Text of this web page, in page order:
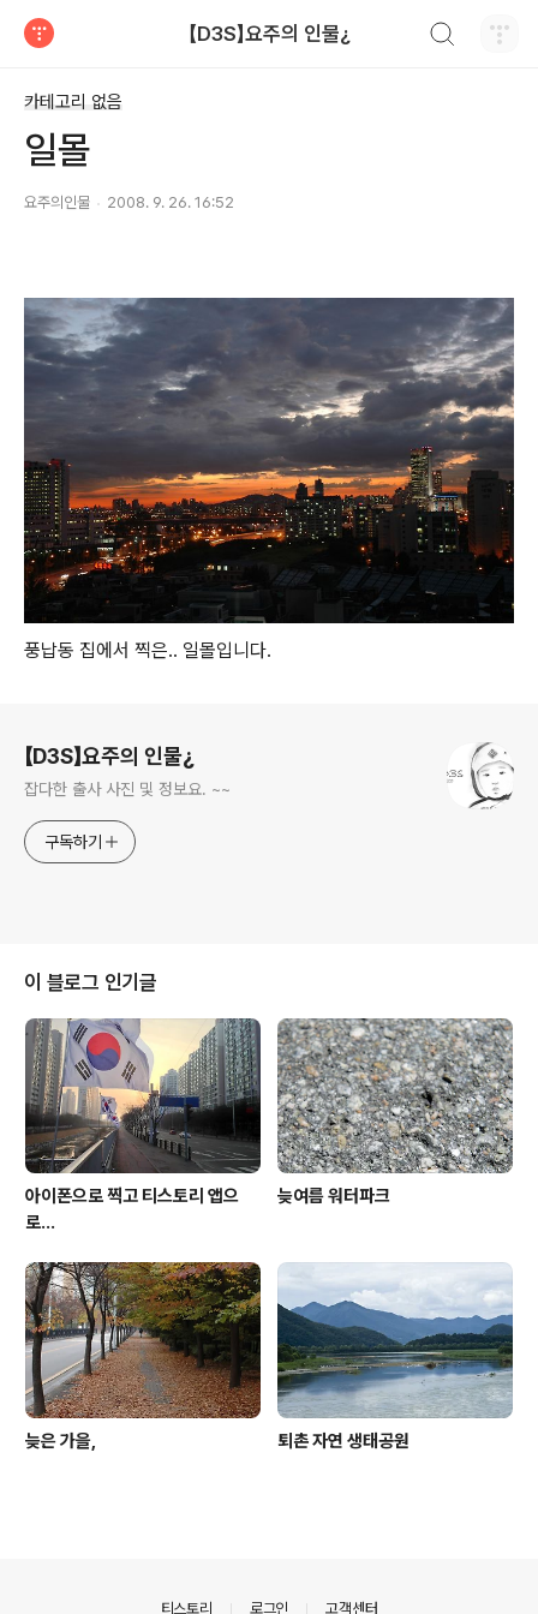
【D3S】요주의 인물¿
카테고리 없음
일몰
요주의인물 2008. 9. 26. 16:52
풍납동 집에서 찍은.. 일몰입니다.
【D3S】요주의 인물¿
잡다한 출사 사진 및 정보요. ~~
구독하기
이 블로그 인기글
아이폰으로 찍고 티스토리 앱으
로...
늦여름 워터파크
늦은 가을, 퇴촌 자연 생태공원
티스토리 로그인 고객센터